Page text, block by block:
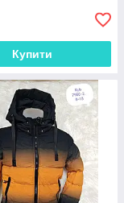
Купити